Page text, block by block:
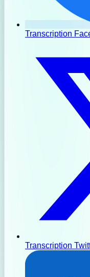
Transcription
Transcription